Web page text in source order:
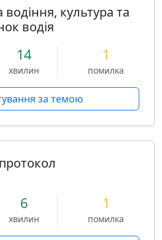
водіння, культура та
водія
14
хвилин
1
помилка
за темою
6
хвилин
1
помилка